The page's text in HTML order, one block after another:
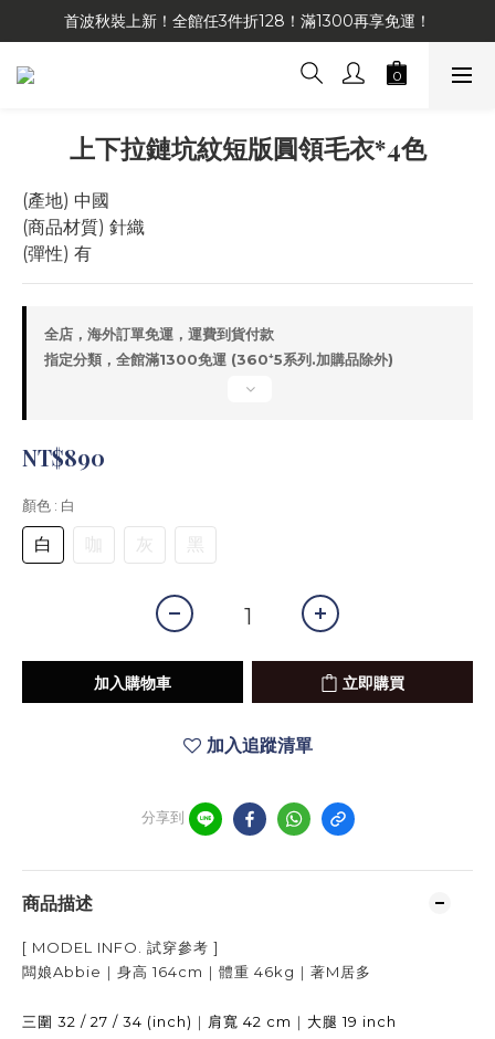
首波秋裝上新！全館任3件折128！滿1300再享免運！
上下拉鏈坑紋短版圓領毛衣*4色
(產地) 中國
(商品材質) 針織
(彈性) 有
全店，海外訂單免運，運費到貨付款
指定分類，全館滿1300免運 (360⁺5系列.加購品除外)
NT$890
顏色 : 白
白 咖 灰 黑
加入購物車 立即購買
加入追蹤清單
分享到
商品描述
[ MODEL INFO. 試穿參考 ]
闆娘Abbie｜身高 164cm ｜體重 46kg ｜著M居多
三圍 32 / 27 / 34 (inch) ｜ 肩寬 42 cm ｜ 大腿 19 inch